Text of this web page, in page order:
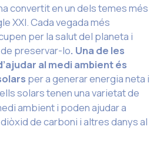
convertit en un dels temes més
XXI. Cada vegada més
per la salut del planeta i
preservar-lo. Una de les
al medi ambient és
per a generar energia neta i
solars tenen una varietat de
ambient i poden ajudar a
de carboni i altres danys al